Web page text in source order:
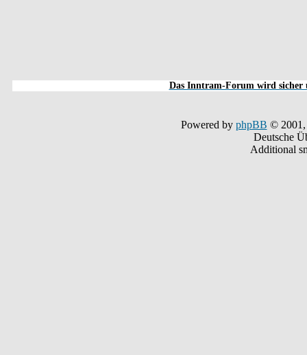
Das Inntram-Forum wird sicher
Powered by phpBB © 2001,
Deutsche
Additional